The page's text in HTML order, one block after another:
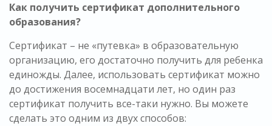
Как получить сертификат дополнительного
образования?
Сертификат – не «путевка» в образовательную
организацию, его достаточно получить для ребенка
единожды. Далее, использовать сертификат можно
до достижения восемнадцати лет, но один раз
сертификат получить все-таки нужно. Вы можете
сделать это одним из двух способов: